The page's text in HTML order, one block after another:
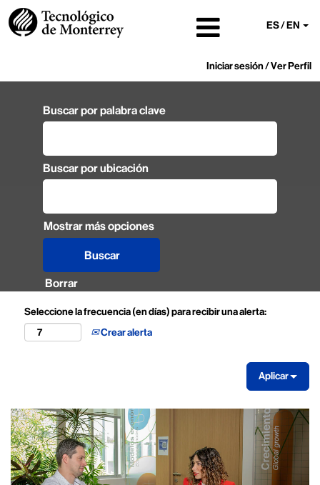
ES / EN
Iniciar sesión / Ver Perfil
Buscar por palabra clave
Buscar por ubicación
Mostrar más opciones
Borrar
Seleccione la frecuencia (en días) para recibir una alerta:
Crear alerta
Aplicar